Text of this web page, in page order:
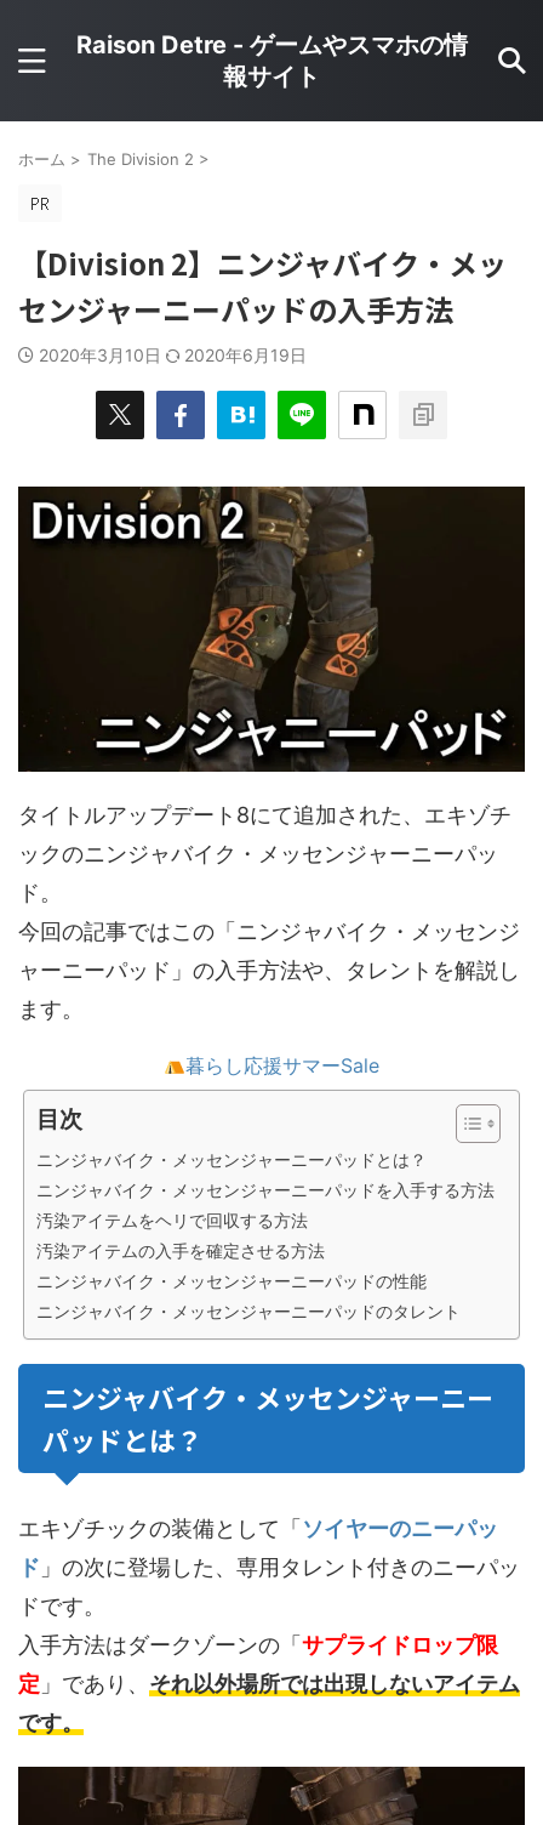
Raison Detre - ゲームやスマホの情
報サイト
ホーム > The Division 2 >
【Division 2】ニンジャバイク・メッ
センジャーニーパッドの入手方法
2020年3月10日 2020年6月19日
タイトルアップデート8にて追加された、エキゾチ
ックのニンジャバイク・メッセンジャーニーパッ
ド。
今回の記事ではこの「ニンジャバイク・メッセンジ
ャーニーパッド」の入手方法や、タレントを解説し
ます。
暮らし応援サマーSale
目次
ニンジャバイク・メッセンジャーニーパッドとは？
ニンジャバイク・メッセンジャーニーパッドを入手する方法
汚染アイテムをヘリで回収する方法
汚染アイテムの入手を確定させる方法
ニンジャバイク・メッセンジャーニーパッドの性能
ニンジャバイク・メッセンジャーニーパッドのタレント
ニンジャバイク・メッセンジャーニー
パッドとは？
エキゾチックの装備として「 ソイヤーのニーパッ
ド 」の次に登場した、専用タレント付きのニーパッ
ドです。
入手方法はダークゾーンの「 サプライドロップ限
定 」であり、 それ以外場所では出現しないアイテム
です。